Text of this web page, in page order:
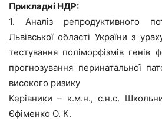
Прикладні НДР:
1. Аналіз репродуктивного
Львівської області України з
тестування поліморфізмів генів
прогнозування перинатальної
високого ризику
Керівники – к.м.н., с.н.с.
Єфіменко О. К.